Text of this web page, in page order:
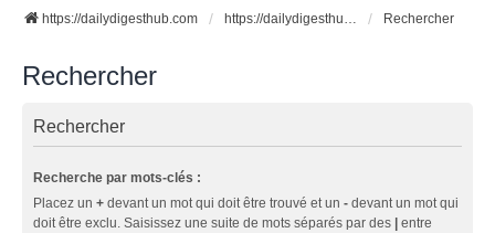
https://dailydigesthub.com https://dailydigesthub.com Rechercher
Rechercher
Rechercher
Recherche par mots-clés :
Placez un + devant un mot qui doit être trouvé et un - devant un mot qui
doit être exclu. Saisissez une suite de mots séparés par des
entre